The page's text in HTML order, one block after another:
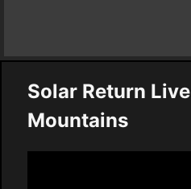
Solar Return
Mountains